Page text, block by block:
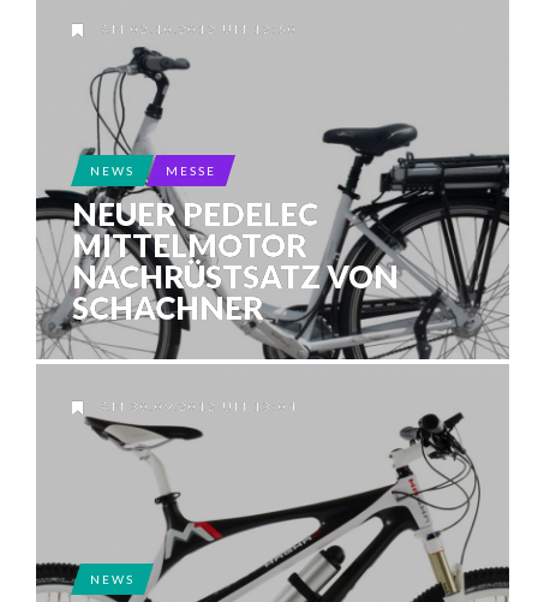
AM 02.10.2012 UM 12:50
NEWS MESSE
NEUER PEDELEC
MITTELMOTOR
NACHRÜSTSATZ VON
SCHACHNER
AM 30.09.2012 UM 13:04
NEWS